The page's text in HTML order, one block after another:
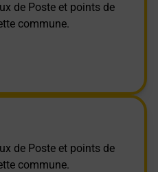
de Poste et points de
commune.
de Poste et points de
commune.